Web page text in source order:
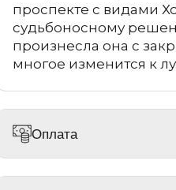
проспекте с видами
судьбоносному
произнесла она с
многое изменится к
Оплата